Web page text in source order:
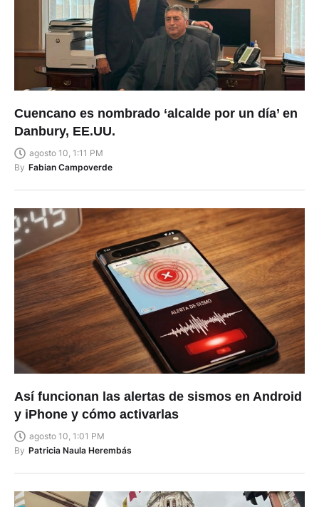
Cuencano es nombrado ‘alcalde por un día’ en
Danbury, EE.UU.
agosto 10, 1:11 PM
By Fabian Campoverde
Así funcionan las alertas de sismos en Android
y iPhone y cómo activarlas
agosto 10, 1:01 PM
By Patricia Naula Herembás